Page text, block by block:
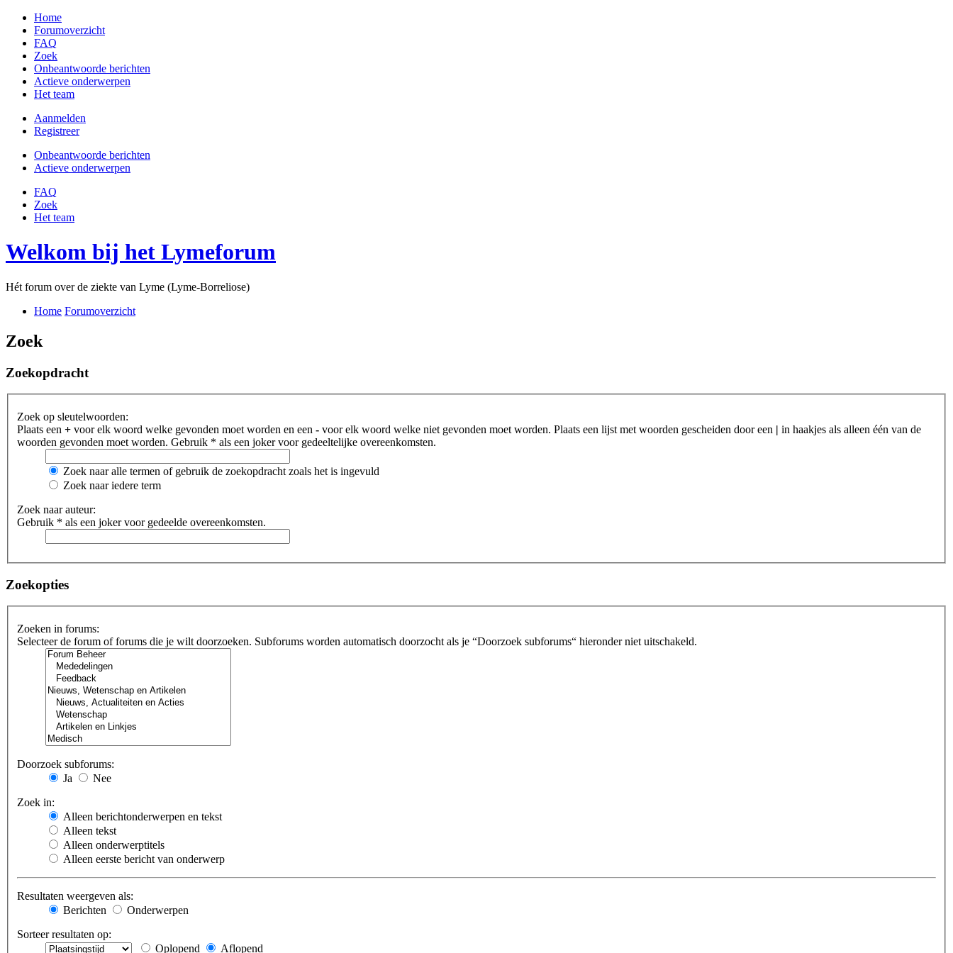
Home
Forumoverzicht
FAQ
Zoek
Onbeantwoorde berichten
Actieve onderwerpen
Het team
Aanmelden
Registreer
Onbeantwoorde berichten
Actieve onderwerpen
FAQ
Zoek
Het team
Welkom bij het Lymeforum
Hét forum over de ziekte van Lyme (Lyme-Borreliose)
Home Forumoverzicht
Zoek
Zoekopdracht
Zoek op sleutelwoorden:
Plaats een + voor elk woord welke gevonden moet worden en een - voor elk woord welke niet gevonden moet worden. Plaats een lijst met woorden gescheiden door een | in haakjes als alleen één van de
woorden gevonden moet worden. Gebruik * als een joker voor gedeeltelijke overeenkomsten.
Zoek naar alle termen of gebruik de zoekopdracht zoals het is ingevuld
Zoek naar iedere term
Zoek naar auteur:
Gebruik * als een joker voor gedeelde overeenkomsten.
Zoekopties
Zoeken in forums:
Selecteer de forum of forums die je wilt doorzoeken. Subforums worden automatisch doorzocht als je “Doorzoek subforums“ hieronder niet uitschakeld.
Doorzoek subforums:
Ja
Nee
Zoek in:
Alleen berichtonderwerpen en tekst
Alleen tekst
Alleen onderwerptitels
Alleen eerste bericht van onderwerp
Resultaten weergeven als:
Berichten
Onderwerpen
Sorteer resultaten op:
Oplopend
Aflopend